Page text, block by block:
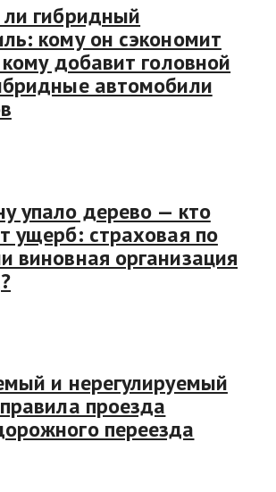
ли гибридный
кому он сэкономит
добавит головной
автомобили
упало дерево — кто
ущерб: страховая по
виновная организация
и нерегулируемый
проезда
переезда